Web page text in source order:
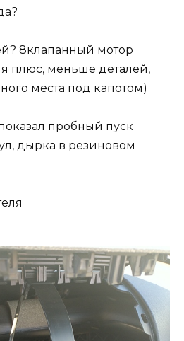
8клапанный мотор
плюс, меньше деталей,
места под капотом)
пробный пуск
дырка в резиновом